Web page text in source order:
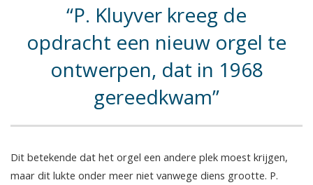
P. Kluyver kreeg de
opdracht een nieuw orgel te
ontwerpen, dat in 1968
gereedkwam
Dit betekende dat het orgel een andere plek moest krijgen,
maar dit lukte onder meer niet vanwege diens grootte. P.